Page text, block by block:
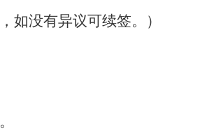
没有异议可续签。）